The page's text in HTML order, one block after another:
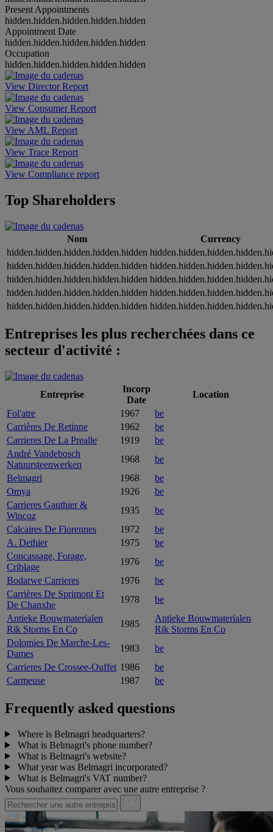
Present Appointments
hidden.hidden.hidden.hidden.hidden
Appointment Date
hidden.hidden.hidden.hidden.hidden
Occupation
hidden.hidden.hidden.hidden.hidden
View Director Report
View Consumer Report
View AML Report
View Trace Report
View Compliance report
Top Shareholders
Nom
Currency
hidden.hidden.hidden.hidden.hidden
hidden.hidden.hidden.hidden.hidden
hidden.hidden.hidden.hidden.hidden
hidden.hidden.hidden.hidden.hidden
hidden.hidden.hidden.hidden.hidden
Entreprises les plus recherchées dans ce
secteur d'activité :
Entreprise
Incorp
Date
Location
Fol'atre
1967
be
Carrières De Retinne
1962
be
Carrieres De La Prealle
1919
be
André Vandebosch
Natuursteenwerken
1968
be
Belmagri
1968
be
Omya
1926
be
Carrieres Gauthier &
Wincqz
1935
be
Calcaires De Florennes
1972
be
A. Dethier
1975
be
Concassage, Forage,
Criblage
1976
be
Bodarwe Carrieres
1976
be
Carrières De Sprimont Et
De Chanxhe
1978
be
Antieke Bouwmaterialen
Rik Storms En Co
1985
Antieke Bouwmaterialen
Rik Storms En Co
Dolomies De Marche-Les-
Dames
1983
be
Carrieres De Crossee-Ouffet 1986
be
Carmeuse
1987 be
Frequently asked questions
Where is Belmagri headquarters?
What is Belmagri's phone number?
What is Belmagri's website?
What year was Belmagri incorporated?
What is Belmagri's VAT number?
Vous souhaitez comparer avec une autre entreprise ?